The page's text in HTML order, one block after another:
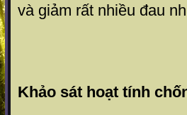
và giảm rất nhiều đau
Khảo sát hoạt tính